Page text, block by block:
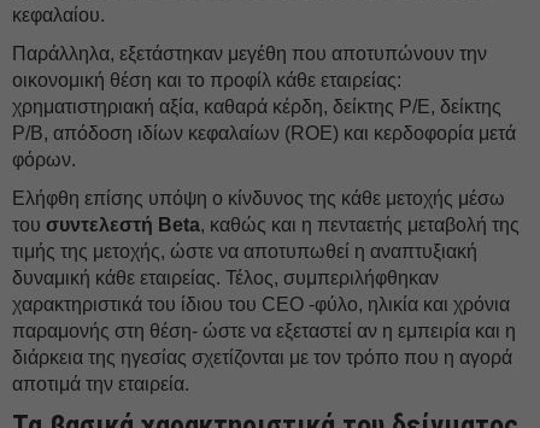
κεφαλαίου.
Παράλληλα, εξετάστηκαν μεγέθη που αποτυπώνουν την
οικονομική θέση και το προφίλ κάθε εταιρείας:
χρηματιστηριακή αξία, καθαρά κέρδη, δείκτης P/E, δείκτης
P/B, απόδοση ιδίων κεφαλαίων (ROE) και κερδοφορία μετά
φόρων.
Ελήφθη επίσης υπόψη ο κίνδυνος της κάθε μετοχής μέσω
του συντελεστή Beta, καθώς και η πενταετής μεταβολή της
τιμής της μετοχής, ώστε να αποτυπωθεί η αναπτυξιακή
δυναμική κάθε εταιρείας. Τέλος, συμπεριλήφθηκαν
χαρακτηριστικά του ίδιου του CEO -φύλο, ηλικία και χρόνια
παραμονής στη θέση- ώστε να εξεταστεί αν η εμπειρία και η
διάρκεια της ηγεσίας σχετίζονται με τον τρόπο που η αγορά
αποτιμά την εταιρεία.